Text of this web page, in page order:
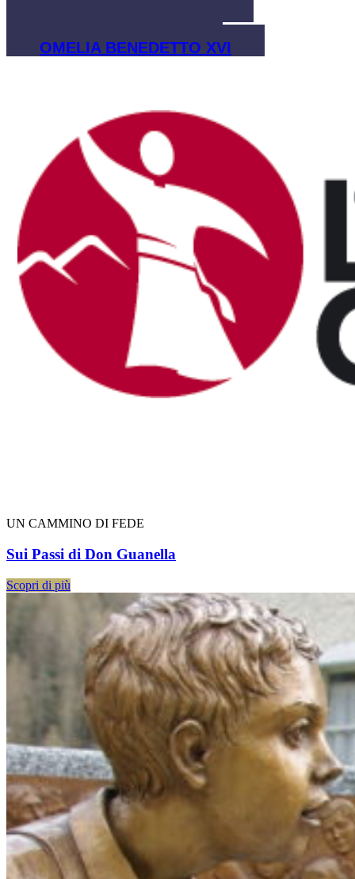
OMELIA BENEDETTO XVI
UN CAMMINO DI FEDE
Sui Passi di Don Guanella
Scopri di più